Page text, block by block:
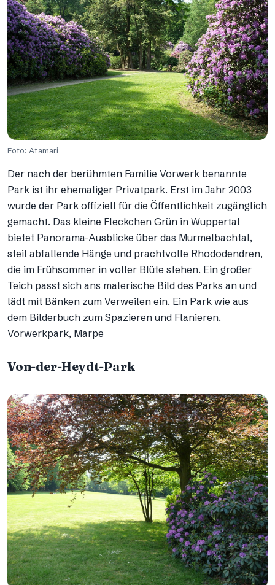
Foto: Atamari
Der nach der berühmten Familie Vorwerk benannte
Park ist ihr ehemaliger Privatpark. Erst im Jahr 2003
wurde der Park offiziell für die Öffentlichkeit zugänglich
gemacht. Das kleine Fleckchen Grün in Wuppertal
bietet Panorama-Ausblicke über das Murmelbachtal,
steil abfallende Hänge und prachtvolle Rhododendren,
die im Frühsommer in voller Blüte stehen. Ein großer
Teich passt sich ans malerische Bild des Parks an und
lädt mit Bänken zum Verweilen ein. Ein Park wie aus
dem Bilderbuch zum Spazieren und Flanieren.
Vorwerkpark, Marpe
Von-der-Heydt-Park